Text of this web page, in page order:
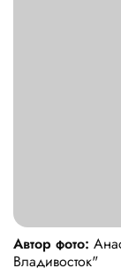
Автор фото:
Владивосток"